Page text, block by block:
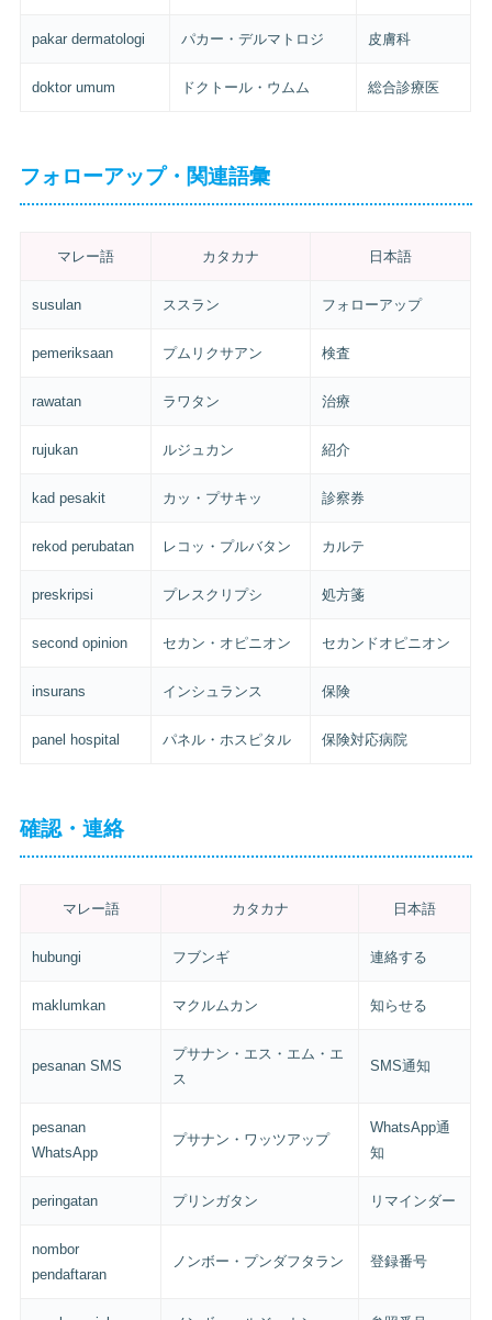
pakar dermatologi パカー・デルマトロジ 皮膚科
doktor umum ドクトール・ウムム 総合診療医
フォローアップ・関連語彙
マレー語 カタカナ 日本語
susulan ススラン フォローアップ
pemeriksaan プムリクサアン 検査
rawatan ラワタン 治療
rujukan ルジュカン 紹介
kad pesakit カッ・プサキッ 診察券
rekod perubatan レコッ・プルバタン カルテ
preskripsi プレスクリプシ 処方箋
second opinion セカン・オピニオン セカンドオピニオン
insurans インシュランス 保険
panel hospital パネル・ホスピタル 保険対応病院
確認・連絡
マレー語 カタカナ 日本語
hubungi フブンギ 連絡する
maklumkan マクルムカン 知らせる
pesanan SMS
プサナン・エス・エム・エ
ス
SMS通知
pesanan
WhatsApp
プサナン・ワッツアップ
WhatsApp通
知
peringatan プリンガタン リマインダー
nombor
pendaftaran
ノンボー・プンダフタラン 登録番号